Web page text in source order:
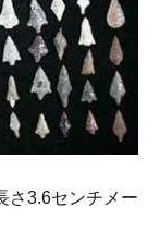
さ3.6センチメー